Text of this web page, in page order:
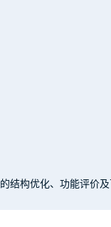
结构优化、功能评价